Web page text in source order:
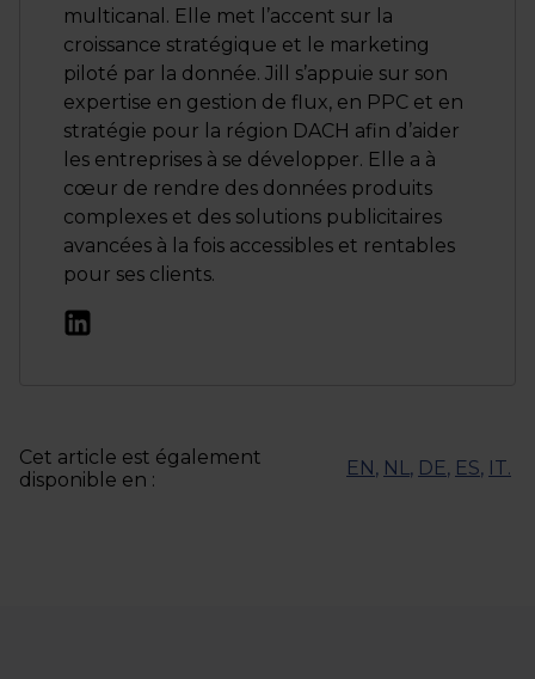
multicanal. Elle met l’accent sur la
croissance stratégique et le marketing
piloté par la donnée. Jill s’appuie sur son
expertise en gestion de flux, en PPC et en
stratégie pour la région DACH afin d’aider
les entreprises à se développer. Elle a à
cœur de rendre des données produits
complexes et des solutions publicitaires
avancées à la fois accessibles et rentables
pour ses clients.
Cet article est également
disponible en :
EN , NL, DE, ES, IT.